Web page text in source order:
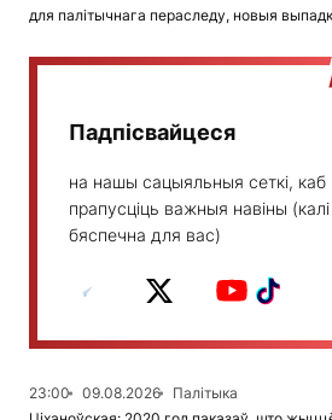
для палітычнага пераследу, новыя
Падпісвайцеся
на нашы сацыяльныя сеткі, каб
прапусціць важныя навіны (калі
бяспечна для вас)
23:00 09.08.2026
Палітыка